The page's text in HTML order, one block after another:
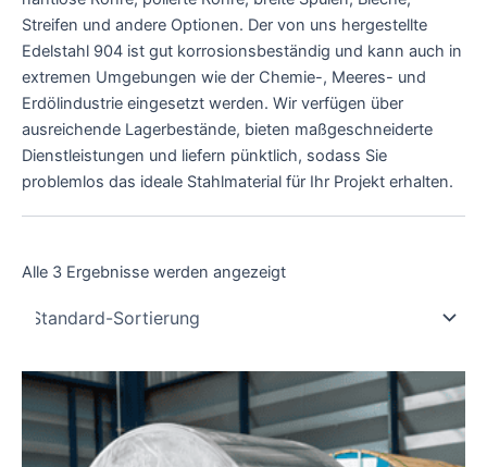
Streifen und andere Optionen. Der von uns hergestellte
Edelstahl 904 ist gut korrosionsbeständig und kann auch in
extremen Umgebungen wie der Chemie-, Meeres- und
Erdölindustrie eingesetzt werden. Wir verfügen über
ausreichende Lagerbestände, bieten maßgeschneiderte
Dienstleistungen und liefern pünktlich, sodass Sie
problemlos das ideale Stahlmaterial für Ihr Projekt erhalten.
Alle 3 Ergebnisse werden angezeigt